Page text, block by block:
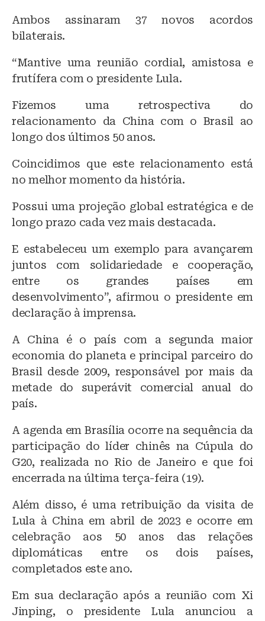
Ambos assinaram 37 novos acordos
bilaterais.
“Mantive uma reunião cordial, amistosa e
frutífera com o presidente Lula.
Fizemos uma retrospectiva do
relacionamento da China com o Brasil ao
longo dos últimos 50 anos.
Coincidimos que este relacionamento está
no melhor momento da história.
Possui uma projeção global estratégica e de
longo prazo cada vez mais destacada.
E estabeleceu um exemplo para avançarem
juntos com solidariedade e cooperação,
entre os grandes países em
desenvolvimento”, afirmou o presidente em
declaração à imprensa.
A China é o país com a segunda maior
economia do planeta e principal parceiro do
Brasil desde 2009, responsável por mais da
metade do superávit comercial anual do
país.
A agenda em Brasília ocorre na sequência da
participação do líder chinês na Cúpula do
G20, realizada no Rio de Janeiro e que foi
encerrada na última terça-feira (19).
Além disso, é uma retribuição da visita de
Lula à China em abril de 2023 e ocorre em
celebração aos 50 anos das relações
diplomáticas entre os dois países,
completados este ano.
Em sua declaração após a reunião com Xi
Jinping, o presidente Lula anunciou a